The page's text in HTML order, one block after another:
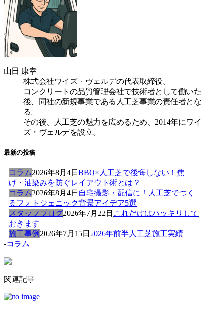
山田 康幸
株式会社ワイズ・ヴェルデの代表取締役。
コンクリートの品質管理会社で技術者として働いた
後、同社の新規事業である人工芝事業の責任者とな
る。
その後、人工芝の魅力を広めるため、2014年にワイ
ズ・ヴェルデを設立。
最新の投稿
コラム2026年8月4日 BBQ×人工芝で後悔しない！焦
げ・油染みを防ぐレイアウト術とは？
コラム2026年8月4日 自宅撮影・配信に！人工芝でつく
るフォトジェニック背景アイデア5選
スタッフブログ2026年7月22日 これだけはハッキリして
おきます
施工事例 2026年7月15日 2026年前半人工芝施工実績
-コラム
関連記事